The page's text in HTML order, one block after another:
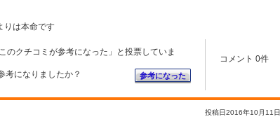
りは本命です
のクチコミが参考になった」と投票していま
考になりましたか？
参考になった
コメント 0件
投稿日2016年10月11日